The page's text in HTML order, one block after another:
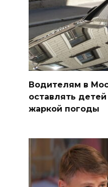
Водителям в
оставлять
жаркой погоды